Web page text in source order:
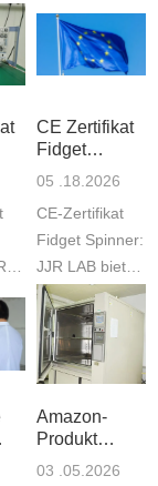
CE Zertifikat
Fidget
Spinner
05 .18.2026
CE-Zertifikat
Fidget Spinner:
JJR LAB bietet
EU-Tests inkl.
Kosten.
Prüfstandards
(wie EN 71)
Amazon-
Produkt
LFGB und
03 .05.2026